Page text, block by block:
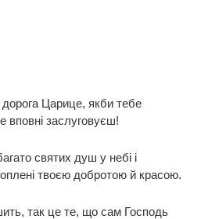
дорога Царице, якби тебе
вповні заслуговуєш!
святих душ у небі і
твоєю добротою й красою.
так це те, що сам Господь